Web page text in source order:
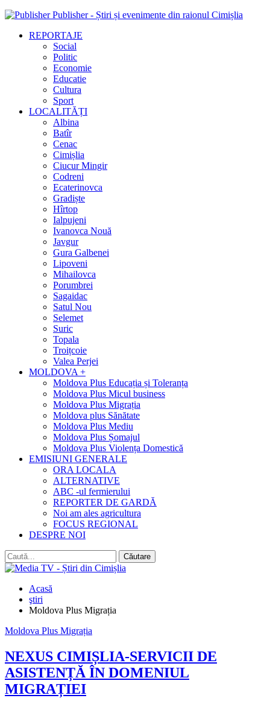
Publisher - Știri și evenimente din raionul Cimișlia
REPORTAJE
Social
Politic
Economie
Educatie
Cultura
Sport
LOCALITĂȚI
Albina
Batîr
Cenac
Cimișlia
Ciucur Mingir
Codreni
Ecaterinovca
Gradiște
Hîrtop
Ialpujeni
Ivanovca Nouă
Javgur
Gura Galbenei
Lipoveni
Mihailovca
Porumbrei
Sagaidac
Satul Nou
Selemet
Suric
Topala
Troițcoie
Valea Perjei
MOLDOVA +
Moldova Plus Educația și Toleranța
Moldova Plus Micul business
Moldova Plus Migrația
Moldova plus Sănătate
Moldova Plus Mediu
Moldova Plus Șomajul
Moldova Plus Violența Domestică
EMISIUNI GENERALE
ORA LOCALA
ALTERNATIVE
ABC -ul fermierului
REPORTER DE GARDĂ
Noi am ales agricultura
FOCUS REGIONAL
DESPRE NOI
Acasă
ştiri
Moldova Plus Migrația
Moldova Plus Migrația
NEXUS CIMIȘLIA-SERVICII DE
ASISTENȚĂ ÎN DOMENIUL
MIGRAȚIEI